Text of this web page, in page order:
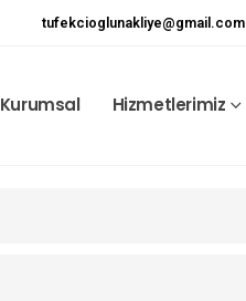
tufekcioglunakliye@gmail.com
Kurumsal Hizmetlerimiz